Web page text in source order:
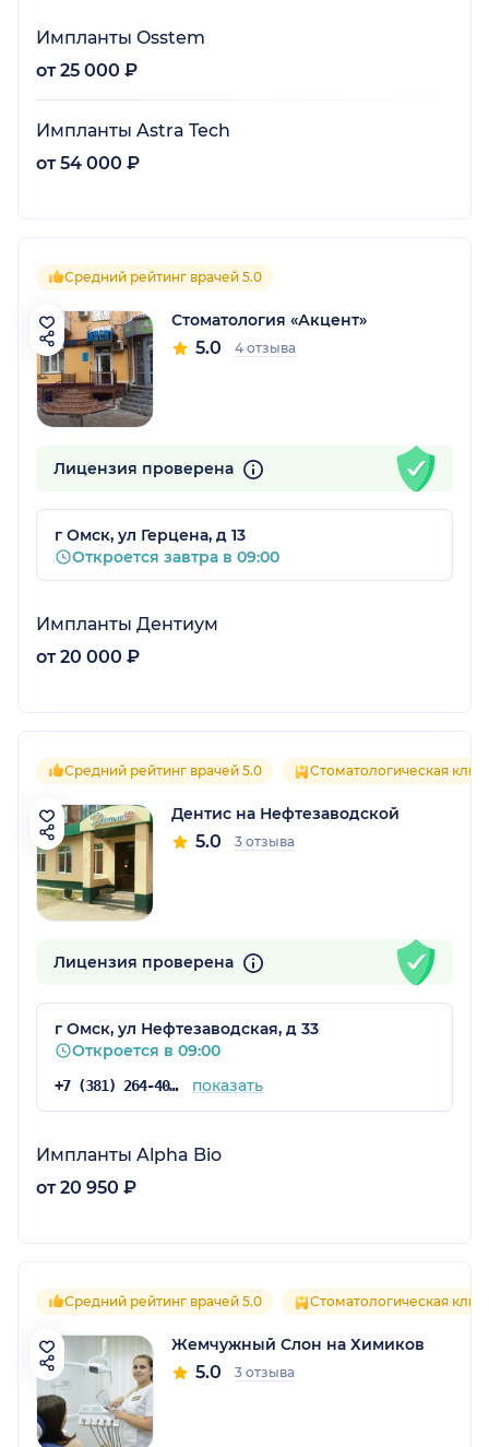
Импланты Osstem
от 25 000 ₽
Импланты Astra Tech
от 54 000 ₽
Средний рейтинг врачей 5.0
Стоматология «Акцент»
5.0 4 отзыва
Лицензия проверена
г Омск, ул Герцена, д 13
Откроется завтра в 09:00
Импланты Дентиум
от 20 000 ₽
Средний рейтинг врачей 5.0 Стоматологическая
Дентис на Нефтезаводской
5.0 3 отзыва
Лицензия проверена
г Омск, ул Нефтезаводская, д 33
Откроется в 09:00
+7 (381) 264-40-66 показать
Импланты Alpha Bio
от 20 950 ₽
Средний рейтинг врачей 5.0 Стоматологическая
Жемчужный Слон на Химиков
5.0 3 отзыва